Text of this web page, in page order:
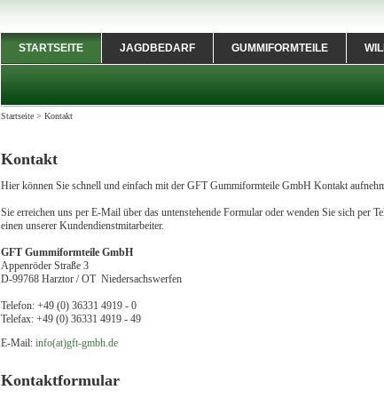
STARTSEITE JAGDBEDARF GUMMIFORMTEILE
Startseite> Kontakt
Kontakt
Hier können Sie schnell und einfach mit der GFT Gummiformteile GmbH Kontakt
Sie erreichen uns per E-Mail über das untenstehende Formular oder wenden Sie sich per
einen unserer Kundendienstmitarbeiter.
GFT Gummiformteile GmbH
Appenröder Straße 3
D-99768 Harztor / OT Niedersachswerfen
Telefon: +49 (0) 36331 4919 - 0
Telefax: +49 (0) 36331 4919 - 49
E-Mail:info(at)gft-gmbh.de
Kontaktformular